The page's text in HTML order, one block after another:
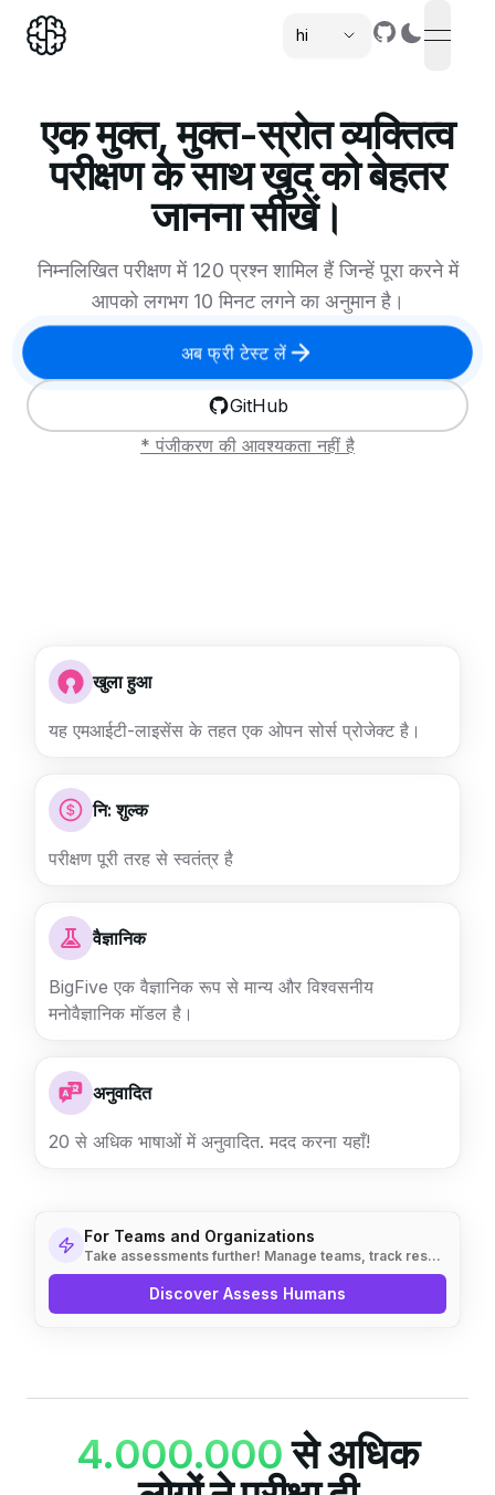
hi
open
एक मुक्त, मुक्त-स्रोत व्यक्तित्व
परीक्षण के साथ खुद को बेहतर
जानना सीखें।
निम्नलिखित परीक्षण में 120 प्रश्न शामिल हैं जिन्हें पूरा करने में
आपको लगभग 10 मिनट लगने का अनुमान है।
अब फ्री टेस्ट लें
GitHub
* पंजीकरण की आवश्यकता नहीं है
खुला हुआ
यह एमआईटी-लाइसेंस के तहत एक ओपन सोर्स प्रोजेक्ट है।
नि: शुल्क
परीक्षण पूरी तरह से स्वतंत्र है
वैज्ञानिक
BigFive एक वैज्ञानिक रूप से मान्य और विश्वसनीय
मनोवैज्ञानिक मॉडल है।
अनुवादित
20 से अधिक भाषाओं में अनुवादित. मदद करना यहाँ!
For Teams and Organizations
Take assessments further! Manage teams, track results, and make data-driven decisions.
Discover Assess Humans
4.000.000से अधिक